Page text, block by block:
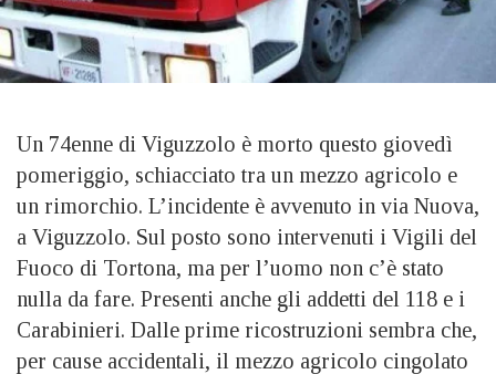
Un 74enne di Viguzzolo è morto questo giovedì
pomeriggio, schiacciato tra un mezzo agricolo e
un rimorchio. L’incidente è avvenuto in via Nuova,
a Viguzzolo. Sul posto sono intervenuti i Vigili del
Fuoco di Tortona, ma per l’uomo non c’è stato
nulla da fare. Presenti anche gli addetti del 118 e i
Carabinieri. Dalle prime ricostruzioni sembra che,
per cause accidentali, il mezzo agricolo cingolato